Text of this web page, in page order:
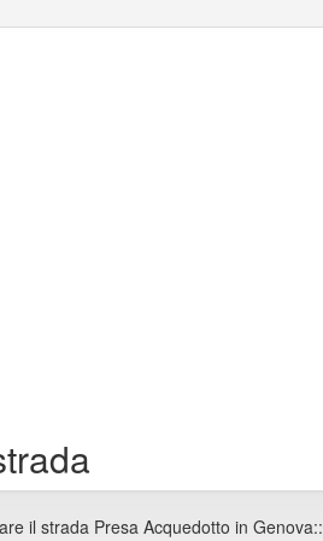
il strada Presa Acquedotto in Genova::